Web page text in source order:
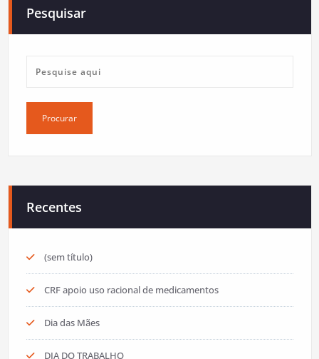
Pesquisar
Recentes
(sem título)
CRF apoio uso racional de medicamentos
Dia das Mães
DIA DO TRABALHO